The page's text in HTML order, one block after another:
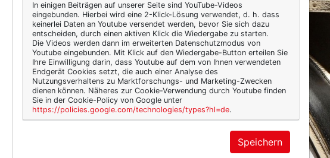
In einigen Beiträgen auf unserer Seite sind YouTube-Videos
eingebunden. Hierbei wird eine 2-Klick-Lösung verwendet, d. h. dass
keinerlei Daten an Youtube versendet werden, bevor Sie sich dazu
entscheiden, durch einen aktiven Klick die Wiedergabe zu starten.
Die Videos werden dann im erweiterten Datenschutzmodus von
Youtube eingebunden. Mit Klick auf den Wiedergabe-Button erteilen Sie
Ihre Einwilligung darin, dass Youtube auf dem von Ihnen verwendeten
Endgerät Cookies setzt, die auch einer Analyse des
Nutzungsverhaltens zu Marktforschungs- und Marketing-Zwecken
dienen können. Näheres zur Cookie-Verwendung durch Youtube finden
Sie in der Cookie-Policy von Google unter
https://policies.google.com/technologies/types?hl=de.
Speichern